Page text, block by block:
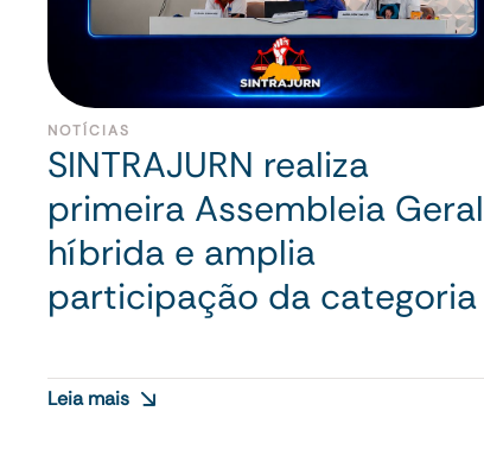
NOTÍCIAS
SINTRAJURN realiza
primeira Assembleia Geral
híbrida e amplia
participação da categoria
Leia mais